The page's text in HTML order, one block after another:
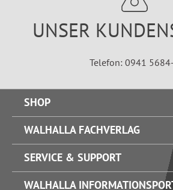
UNSER
Telefon: 0941
SHOP
WALHALLA FACHVERLAG
SERVICE & SUPPORT
WALHALLA